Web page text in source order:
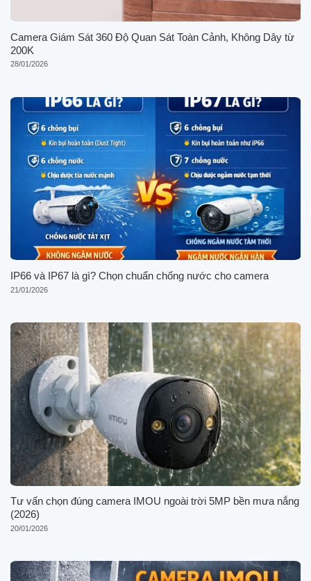
Camera Giám Sát 360 Độ Quan Sát Toàn Cảnh, Không Dây từ
200K
28/01/2026
IP66 và IP67 là gì? Chọn chuẩn chống nước cho camera
21/01/2026
Tư vấn chọn đúng camera IMOU ngoài trời 5MP bền mưa nắng
(2026)
20/01/2026